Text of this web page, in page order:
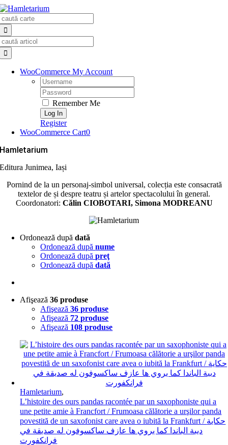
Skip
to
content
WooCommerce My Account
Username:
Password:
Remember Me
Register
WooCommerce Cart0
Hamletarium
Editura Junimea, Iași
Pornind de la un personaj-simbol universal, colecția este consacrată
textelor de și despre teatru și artelor spectacolului în general.
Coordonatori: Călin CIOBOTARI, Simona MODREANU
Ordonează dupădată
Ordonează dupănume
Ordonează dupăpreţ
Ordonează dupădată
Afişează36 produse
Afişează36 produse
Afişează 72 produse
Afişează 108 produse
Hamletarium,
L’histoire des ours pandas racontée par un saxophoniste qui a
une petite amie à Francfort / Frumoasa călătorie a urşilor panda
povestită de un saxofonist care avea o iubită la Frankfurt / حكاية
دببة الباندا كما يروي ها عازف ساكسوفون له صديقة في
فرانكفورت